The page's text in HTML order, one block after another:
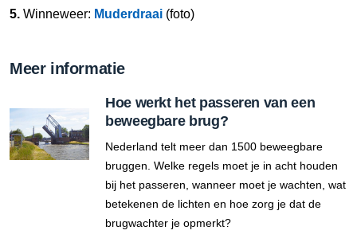
5. Winneweer: Muderdraai (foto)
Meer informatie
Hoe werkt het passeren van een
beweegbare brug?
Nederland telt meer dan 1500 beweegbare
bruggen. Welke regels moet je in acht houden
bij het passeren, wanneer moet je wachten, wat
betekenen de lichten en hoe zorg je dat de
brugwachter je opmerkt?